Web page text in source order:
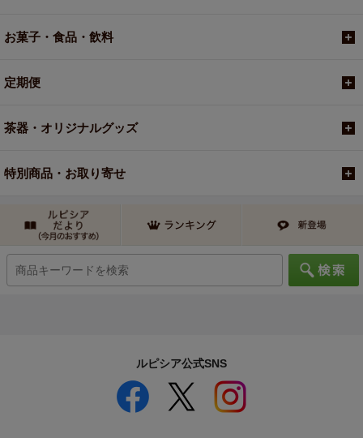
お菓子・食品・飲料
定期便
茶器・オリジナルグッズ
特別商品・お取り寄せ
ルピシア公式SNS